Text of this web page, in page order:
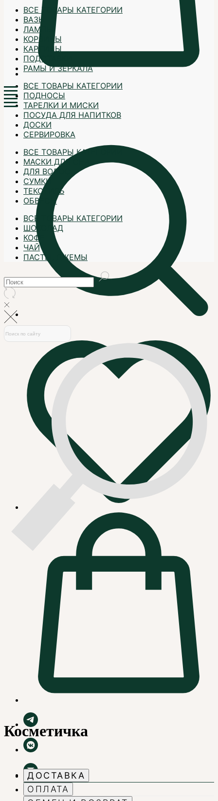
ВСЕ ТОВАРЫ КАТЕГОРИИ
ВАЗЫ
ЛАМПЫ
КОРЗИНЫ
КАРТИНЫ
ПОДСТАВКИ
РАМЫ И ЗЕРКАЛА
ВСЕ ТОВАРЫ КАТЕГОРИИ
ПОДНОСЫ
ТАРЕЛКИ И МИСКИ
ПОСУДА ДЛЯ НАПИТКОВ
ДОСКИ
СЕРВИРОВКА
ВСЕ ТОВАРЫ КАТЕГОРИИ
МАСКИ ДЛЯ СНА
ДЛЯ ВОЛОС
СУМКИ
ТЕКСТИЛЬ
ОБВЕСЫ
ВСЕ ТОВАРЫ КАТЕГОРИИ
ШОКОЛАД
КОФЕ
ЧАЙ
ПАСТЫ, ДЖЕМЫ
Косметичка
ДОСТАВКА
ОПЛАТА